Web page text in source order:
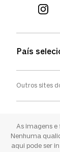
País
Outros sites
Ray-ban
Sunglass Hut
As imagens
Nenhuma
aqui pode ser